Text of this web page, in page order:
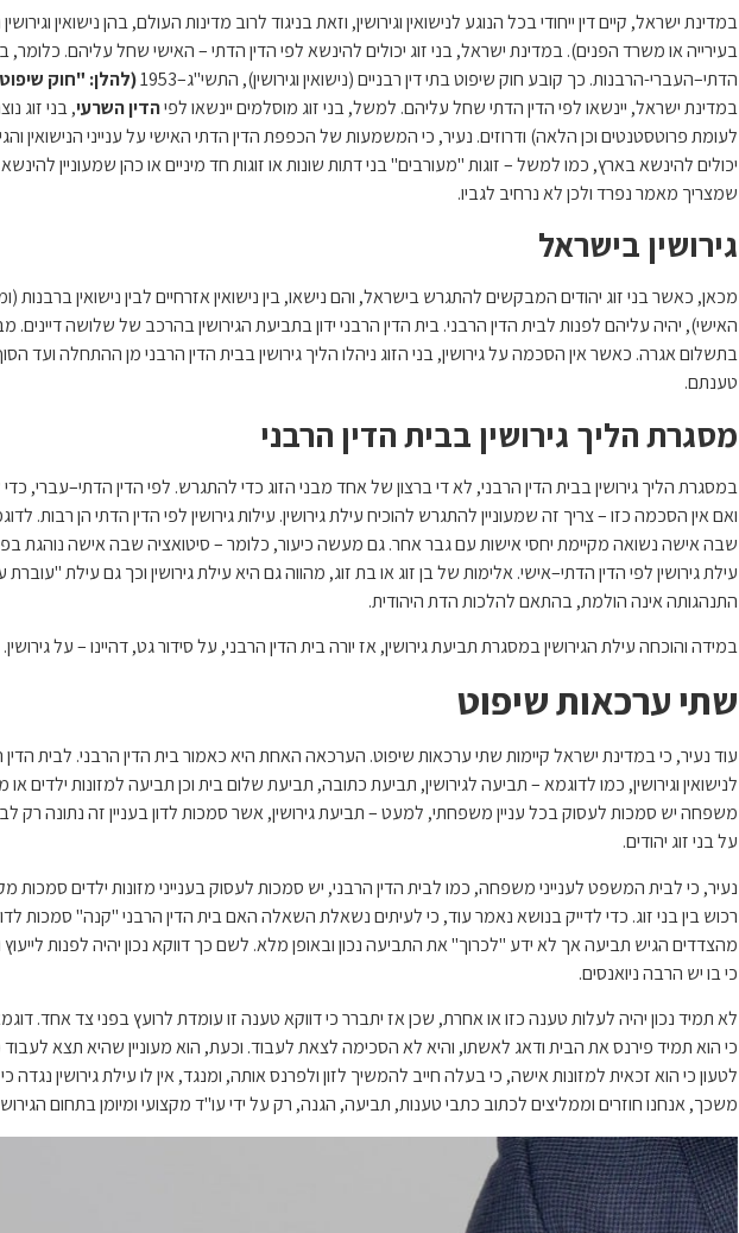
במדינת ישראל, קיים דין ייחודי בכל הנוגע לנישואין וגירושין, וזאת בניגוד לרוב מדינות העולם, בהן נישואין
בעירייה או משרד הפנים). במדינת ישראל, בני זוג יכולים להינשא לפי הדין הדתי – האישי שחל עליהם. כלומר, בני
הדתי–העברי-הרבנות. כך קובע חוק שיפוט בתי דין רבניים (נישואין וגירושין), התשי"ג–1953
(להלן: "חוק
במדינת ישראל, יינשאו לפי הדין הדתי שחל עליהם. למשל, בני זוג מוסלמים יינשאו לפיהדין השרעי, בני זוג
לעומת פרוטסטנטים וכן הלאה) ודרוזים. נעיר, כי המשמעות של הכפפת הדין הדתי האישי על ענייני הנישואין
יכולים להינשא בארץ, כמו למשל – זוגות "מעורבים" בני דתות שונות או זוגות חד מיניים או כהן שמעוניין
שמצריך מאמר נפרד ולכן לא נרחיב לגביו.
גירושין בישראל
מכאן, כאשר בני זוג יהודים המבקשים להתגרש בישראל, והם נישאו, בין נישואין אזרחיים לבין נישואין ברבנות
האישי), יהיה עליהם לפנות לבית הדין הרבני. בית הדין הרבני ידון בתביעת הגירושין בהרכב של שלושה דיינים.
בתשלום אגרה. כאשר אין הסכמה על גירושין, בני הזוג ניהלו הליך גירושין בבית הדין הרבני מן ההתחלה ועד
טענתם.
מסגרת הליך גירושין בבית הדין הרבני
במסגרת הליך גירושין בבית הדין הרבני, לא די ברצון של אחד מבני הזוג כדי להתגרש. לפי הדין הדתי–עברי,
ואם אין הסכמה כזו – צריך זה שמעוניין להתגרש להוכיח עילת גירושין. עילות גירושין לפי הדין הדתי הן רבות.
שבה אישה נשואה מקיימת יחסי אישות עם גבר אחר. גם מעשה כיעור, כלומר – סיטואציה שבה אישה נוהגת
עילת גירושין לפי הדין הדתי–אישי. אלימות של בן זוג או בת זוג, מהווה גם היא עילת גירושין וכך גם עילת
התנהגותה אינה הולמת, בהתאם להלכות הדת היהודית.
במידה והוכחה עילת הגירושין במסגרת תביעת גירושין, אז יורה בית הדין הרבני, על סידור גט, דהיינו – על גירושין.
שתי ערכאות שיפוט
עוד נעיר, כי במדינת ישראל קיימות שתי ערכאות שיפוט. הערכאה האחת היא כאמור בית הדין הרבני. לבית
לנישואין וגירושין, כמו לדוגמא – תביעה לגירושין, תביעת כתובה, תביעת שלום בית וכן תביעה למזונות ילדים
משפחה יש סמכות לעסוק בכל עניין משפחתי, למעט – תביעת גירושין, אשר סמכות לדון בעניין זה נתונה רק
על בני זוג יהודים.
נעיר, כי לבית המשפט לענייני משפחה, כמו לבית הדין הרבני, יש סמכות לעסוק בענייני מזונות ילדים סמכות
רכוש בין בני זוג. כדי לדייק בנושא נאמר עוד, כי לעיתים נשאלת השאלה האם בית הדין הרבני "קנה" סמכות
מהצדדים הגיש תביעה אך לא ידע "לכרוך" את התביעה נכון ובאופן מלא. לשם כך דווקא נכון יהיה לפנות לייעוץ
כי בו יש הרבה ניואנסים.
לא תמיד נכון יהיה לעלות טענה כזו או אחרת, שכן אז יתברר כי דווקא טענה זו עומדת לרועץ בפני צד אחד.
כי הוא תמיד פירנס את הבית ודאג לאשתו, והיא לא הסכימה לצאת לעבוד. וכעת, הוא מעוניין שהיא תצא
לטעון כי הוא זכאית למזונות אישה, כי בעלה חייב להמשיך לזון ולפרנס אותה, ומנגד, אין לו עילת גירושין
משכך, אנחנו חוזרים וממליצים לכתוב כתבי טענות, תביעה, הגנה, רק על ידי עו"ד מקצועי ומיומן בתחום